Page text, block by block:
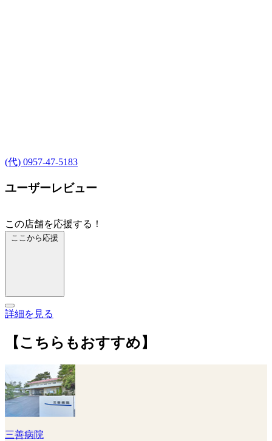
(代) 0957-47-5183
ユーザーレビュー
この店舗を応援する！
ここから応援
詳細を見る
【こちらもおすすめ】
三善病院